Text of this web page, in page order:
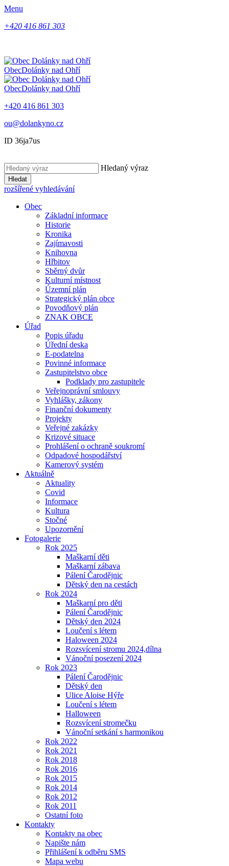
Menu
+420 416 861 303
ObecDolánky nad Ohří
ObecDolánky nad Ohří
+420 416 861 303
ou@dolankyno.cz
ID 36ja7us
Hledaný výraz
Hledat
rozšířené vyhledávání
Obec
Základní informace
Historie
Kronika
Zajímavosti
Knihovna
Hřbitov
Sběrný dvůr
Kulturní místnost
Územní plán
Strategický plán obce
Povodňový plán
ZNAK OBCE
Úřad
Popis úřadu
Úřední deska
E-podatelna
Povinné informace
Zastupitelstvo obce
Podklady pro zastupitele
Veřejnoprávní smlouvy
Vyhlášky, zákony
Finanční dokumenty
Projekty
Veřejné zakázky
Krizové situace
Prohlášení o ochraně soukromí
Odpadové hospodářství
Kamerový systém
Aktuálně
Aktuality
Covid
Informace
Kultura
Stočné
Upozornění
Fotogalerie
Rok 2025
Maškarní děti
Maškarní zábava
Pálení Čarodějnic
Dětský den na cestách
Rok 2024
Maškarní pro děti
Pálení Čarodějnic
Dětský den 2024
Loučení s létem
Haloween 2024
Rozsvícení stromu 2024,dílna
Vánoční posezení 2024
Rok 2023
Pálení Čarodějnic
Dětský den
Ulice Aloise Hýře
Loučení s létem
Halloween
Rozsvícení stromečku
Vánoční setkání s harmonikou
Rok 2022
Rok 2021
Rok 2018
Rok 2016
Rok 2015
Rok 2014
Rok 2012
Rok 2011
Ostatní foto
Kontakty
Kontakty na obec
Napište nám
Přihlášení k odběru SMS
Mapa webu